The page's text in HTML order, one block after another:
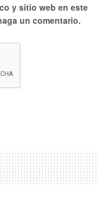
y sitio web en este
un comentario.